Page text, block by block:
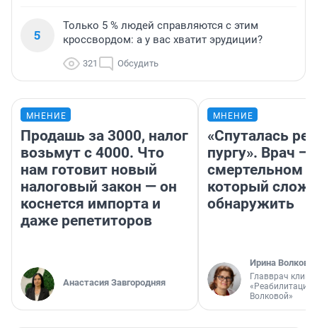
5
Только 5 % людей справляются с этим
кроссвордом: а у вас хватит эрудиции?
321 Обсудить
МНЕНИЕ
Продашь за 3000, налог
возьмут с 4000. Что
нам готовит новый
налоговый закон — он
коснется импорта и
даже репетиторов
Анастасия Завгородняя
МНЕНИЕ
«Спуталась
пургу». Врач —
смертельном
который
обнаружить
Ирина Волкова
Главврач
«Реабилитация
Волковой»